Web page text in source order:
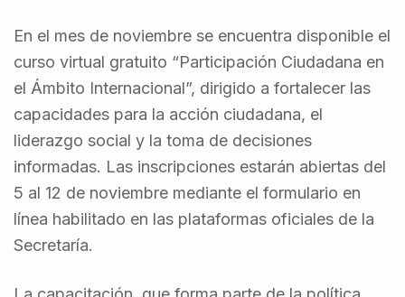
En el mes de noviembre se encuentra disponible el
curso virtual gratuito “Participación Ciudadana en
el Ámbito Internacional”, dirigido a fortalecer las
capacidades para la acción ciudadana, el
liderazgo social y la toma de decisiones
informadas. Las inscripciones estarán abiertas del
5 al 12 de noviembre mediante el formulario en
línea habilitado en las plataformas oficiales de la
Secretaría.